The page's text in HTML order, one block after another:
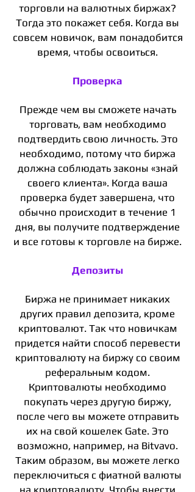
торговли на валютных биржах?
Тогда это покажет себя. Когда вы
совсем новичок, вам понадобится
время, чтобы освоиться.
Проверка
Прежде чем вы сможете начать
торговать, вам необходимо
подтвердить свою личность. Это
необходимо, потому что биржа
должна соблюдать законы «знай
своего клиента». Когда ваша
проверка будет завершена, что
обычно происходит в течение 1
дня, вы получите подтверждение
и все готовы к торговле на бирже.
Депозиты
Биржа не принимает никаких
других правил депозита, кроме
криптовалют. Так что новичкам
придется найти способ перевести
криптовалюту на биржу со своим
реферальным кодом.
Криптовалюты необходимо
покупать через другую биржу,
после чего вы можете отправить
их на свой кошелек Gate. Это
возможно, например, на Bitvavo.
Таким образом, вы можете легко
переключиться с фиатной валюты
на криптовалюту. Чтобы внести